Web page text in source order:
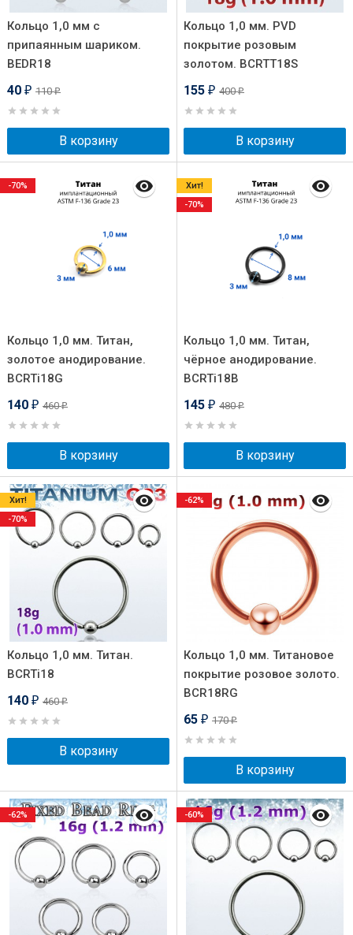
Кольцо 1,0 мм с
припаянным шариком.
BEDR18
40 ₽ 110₽
В корзину
Кольцо 1,0 мм. PVD
покрытие розовым
золотом. BCRTT18S
155 ₽ 400₽
В корзину
Кольцо 1,0 мм. Титан,
золотое анодирование.
BCRTi18G
140 ₽ 460₽
В корзину
-70%
Кольцо 1,0 мм. Титан,
чёрное анодирование.
BCRTi18B
145 ₽ 480₽
В корзину
Хит!
-70%
Кольцо 1,0 мм. Титан.
BCRTi18
140 ₽ 460₽
В корзину
Хит!
-70%
Кольцо 1,0 мм. Титановое
покрытие розовое золото.
BCR18RG
65 ₽ 170₽
В корзину
-62%
-62% -60%